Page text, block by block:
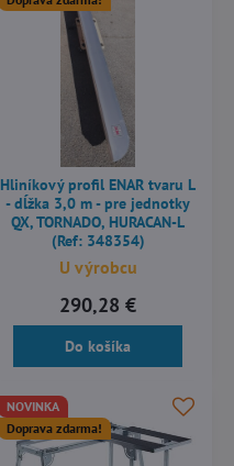
Hliníkový profil ENAR tvaru L
- dĺžka 3,0 m - pre jednotky
QX, TORNADO, HURACAN-L
(Ref: 348354)
U výrobcu
290,28 €
Do košíka
NOVINKA
Doprava zdarma!